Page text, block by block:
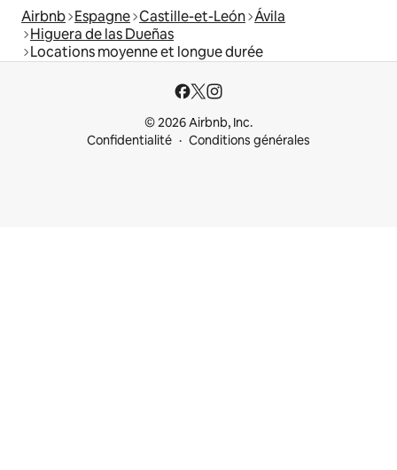
Airbnb Espagne Castille-et-León Ávila
Higuera de las Dueñas
Locations moyenne et longue durée
© 2026 Airbnb, Inc.
Confidentialité
Conditions générales